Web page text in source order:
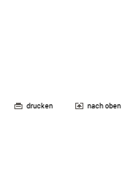
drucken nach oben